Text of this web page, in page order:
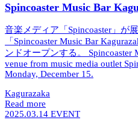
Spincoaster Music Bar
音楽メディア「Spincoaster」が
「Spincoaster Music Bar
ンドオープンする。
Spincoaster
venue from music media outlet
Monday, December 15.
Kagurazaka
Read more
2025.03.14 EVENT